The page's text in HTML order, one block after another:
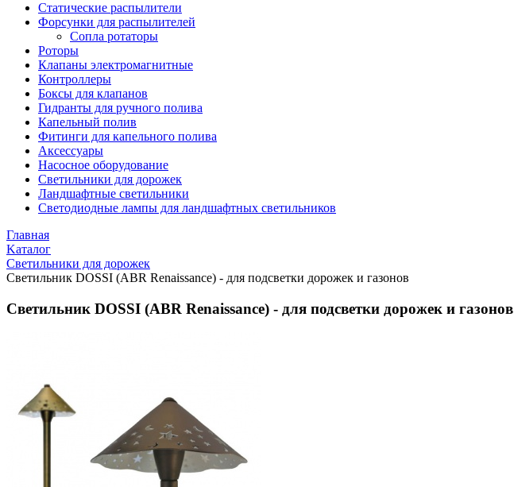
Статические распылители
Форсунки для распылителей
Сопла ротаторы
Роторы
Клапаны электромагнитные
Контроллеры
Боксы для клапанов
Гидранты для ручного полива
Капельный полив
Фитинги для капельного полива
Аксессуары
Насосное оборудование
Светильники для дорожек
Ландшафтные светильники
Светодиодные лампы для ландшафтных светильников
Главная
Kаталог
Светильники для дорожек
Cветильник DOSSI (ABR Renaissance) - для подсветки дорожек и газонов
Cветильник DOSSI (ABR Renaissance) - для подсветки дорожек и газонов